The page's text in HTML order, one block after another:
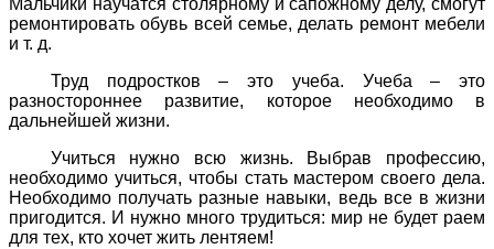
Мальчики научатся столярному и сапожному делу, смогут
ремонтировать обувь всей семье, делать ремонт мебели
и т. д.
Труд подростков – это учеба. Учеба – это
разностороннее развитие, которое необходимо в
дальнейшей жизни.
Учиться нужно всю жизнь. Выбрав профессию,
необходимо учиться, чтобы стать мастером своего дела.
Необходимо получать разные навыки, ведь все в жизни
пригодится. И нужно много трудиться: мир не будет раем
для тех, кто хочет жить лентяем!